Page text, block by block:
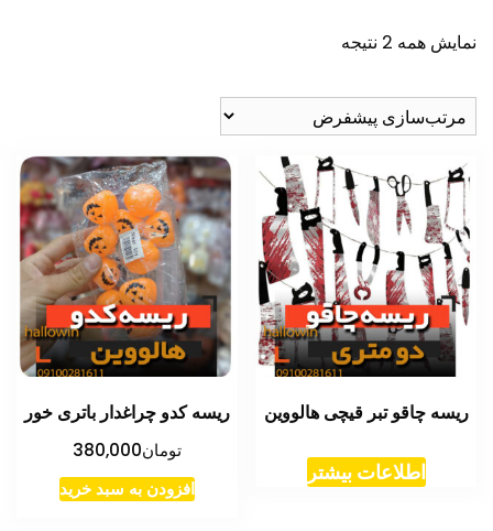
نمایش همه 2 نتیجه
ریسه چاقو تبر قیچی هالووین
اطلاعات بیشتر
ریسه کدو چراغدار باتری خور
تومان380,000
افزودن به سبد خرید